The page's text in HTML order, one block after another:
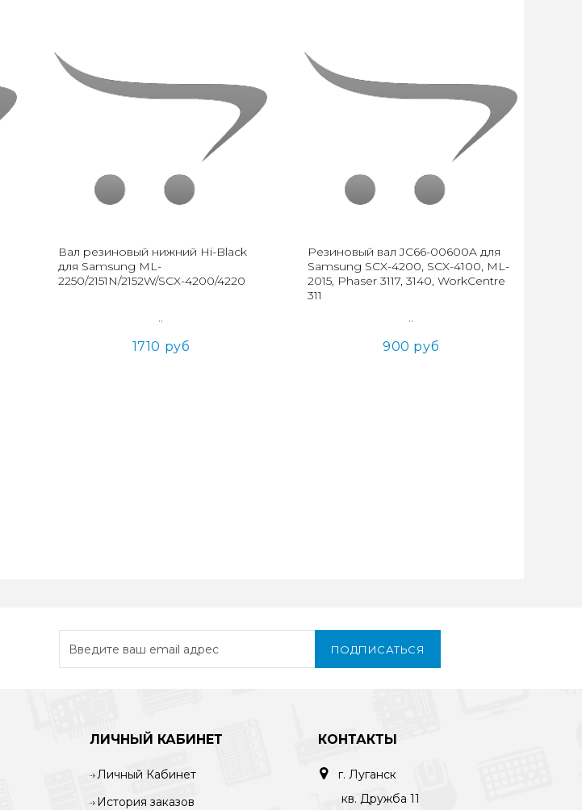
Вал резиновый нижний Hi-Black
для Samsung ML-
2250/2151N/2152W/SCX-4200/4220
..
1710 руб
Резиновый вал JC66-00600A для
Samsung SCX-4200, SCX-4100, ML-
2015, Phaser 3117, 3140, WorkCentre
311
..
900 руб
ПОДПИСАТЬСЯ
ЛИЧНЫЙ КАБИНЕТ
Личный Кабинет
История заказов
КОНТАКТЫ
г. Луганск
кв. Дружба 11